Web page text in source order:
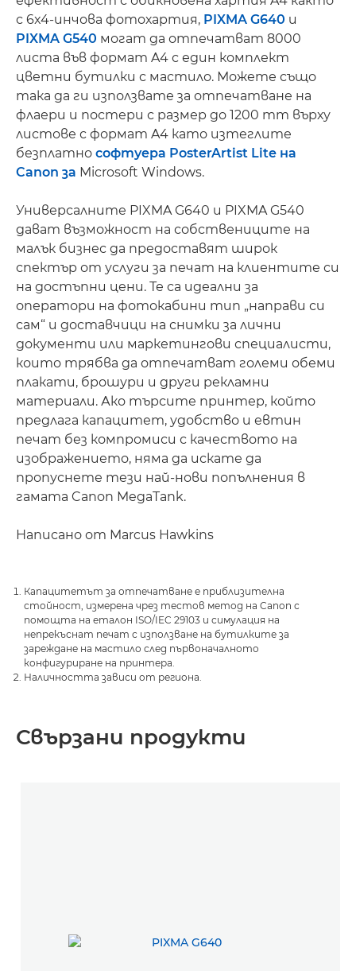
с 6x4-инчова фотохартия, PIXMA G640 и
PIXMA G540 могат да отпечатват 8000
листа във формат A4 с един комплект
цветни бутилки с мастило. Можете също
така да ги използвате за отпечатване на
флаери и постери с размер до 1200 mm върху
листове с формат A4 като изтеглите
безплатно софтуера PosterArtist Lite на
Canon за Microsoft Windows.
Универсалните PIXMA G640 и PIXMA G540
дават възможност на собствениците на
малък бизнес да предоставят широк
спектър от услуги за печат на клиентите си
на достъпни цени. Те са идеални за
оператори на фотокабини тип „направи си
сам“ и доставчици на снимки за лични
документи или маркетингови специалисти,
които трябва да отпечатват големи обеми
плакати, брошури и други рекламни
материали. Ако търсите принтер, който
предлага капацитет, удобство и евтин
печат без компромиси с качеството на
изображението, няма да искате да
пропуснете тези най-нови попълнения в
гамата Canon MegaTank.
Написано от Marcus Hawkins
Капацитетът за отпечатване е приблизителна
стойност, измерена чрез тестов метод на Canon с
помощта на еталон ISO/IEC 29103 и симулация на
непрекъснат печат с използване на бутилките за
зареждане на мастило след първоначалното
конфигуриране на принтера.
Наличността зависи от региона.
Свързани продукти